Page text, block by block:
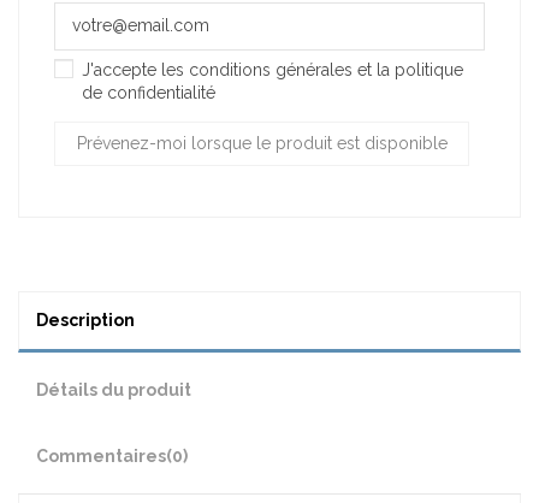
J'accepte les conditions générales et la politique
de confidentialité
Description
Détails du produit
Commentaires(0)